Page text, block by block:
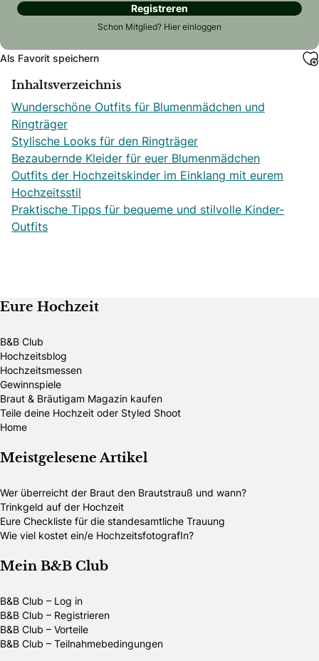
Registreren
Schon Mitglied? Hier einloggen
Als Favorit speichern
Inhaltsverzeichnis
Wunderschöne Outfits für Blumenmädchen und
Ringträger
Stylische Looks für den Ringträger
Bezaubernde Kleider für euer Blumenmädchen
Outfits der Hochzeitskinder im Einklang mit eurem
Hochzeitsstil
Praktische Tipps für bequeme und stilvolle Kinder-
Outfits
Eure Hochzeit
B&B Club
Hochzeitsblog
Hochzeitsmessen
Gewinnspiele
Braut & Bräutigam Magazin kaufen
Teile deine Hochzeit oder Styled Shoot
Home
Meistgelesene Artikel
Wer überreicht der Braut den Brautstrauß und wann?
Trinkgeld auf der Hochzeit
Eure Checkliste für die standesamtliche Trauung
Wie viel kostet ein/e HochzeitsfotografIn?
Mein B&B Club
B&B Club – Log in
B&B Club – Registrieren
B&B Club – Vorteile
B&B Club – Teilnahmebedingungen